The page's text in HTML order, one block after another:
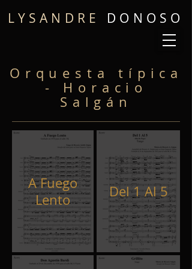
LYSANDRE DONOSO
Orquesta típica
- Horacio
Salgán
A Fuego
Lento
Del 1 Al 5